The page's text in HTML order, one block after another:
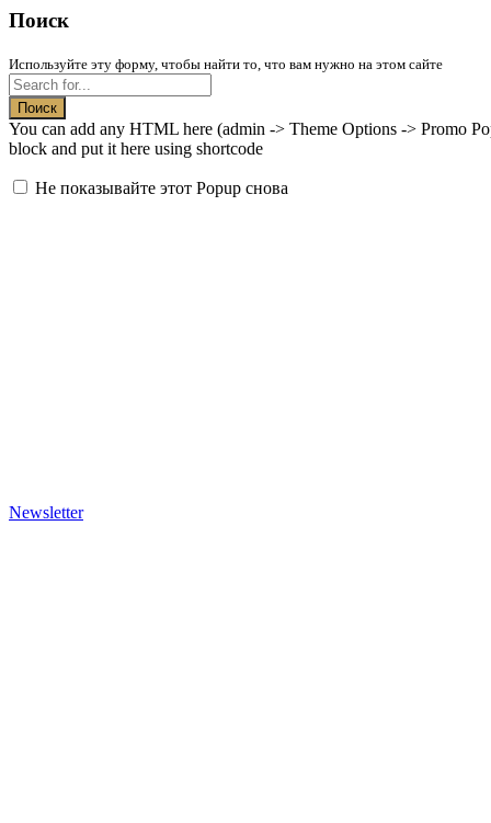
Поиск
Используйте эту форму, чтобы найти то, что вам нужно на этом сайте
Поиск
You can add any HTML here (admin -> Theme Options -> Promo
block and put it here using shortcode
Не показывайте этот Popup снова
Newsletter